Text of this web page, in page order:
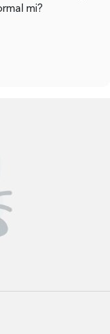
mi?